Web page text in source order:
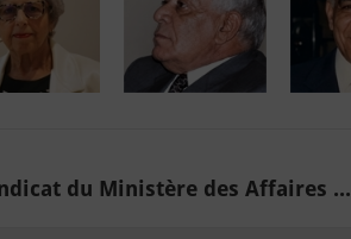
du Ministère des Affaires ...